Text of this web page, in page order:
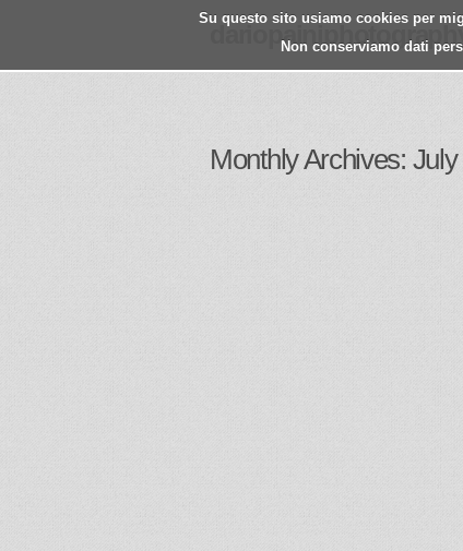
Su questo sito usiamo cookies per
Non conserviamo dati
dariopainiphotography
Monthly Archives: